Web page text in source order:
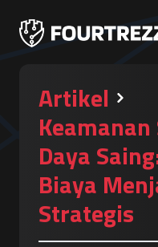
Artikel
Daya
Biaya
Strategis